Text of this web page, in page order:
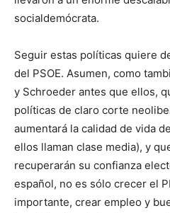
socialdemócrata.
Seguir estas políticas quiere
del PSOE. Asumen, como
y Schroeder antes que ellos,
políticas de claro corte
aumentará la calidad de vida
ellos llaman clase media), y
recuperarán su confianza
español, no es sólo crecer el
importante, crear empleo y